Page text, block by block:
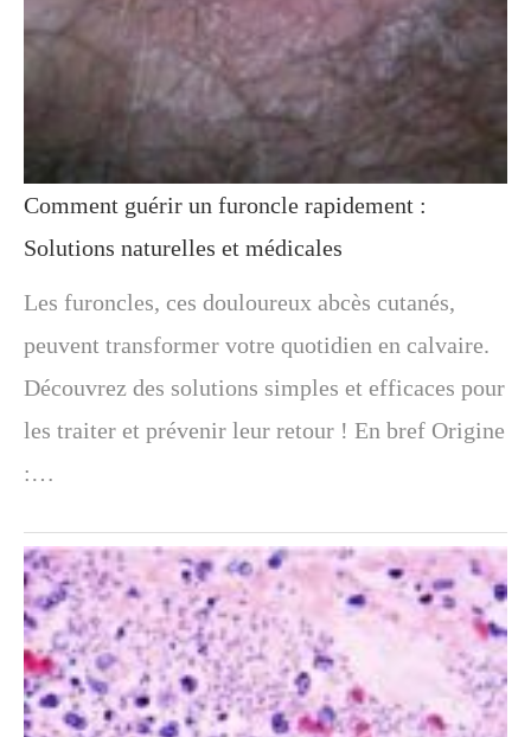
Comment guérir un furoncle rapidement :
Solutions naturelles et médicales
Les furoncles, ces douloureux abcès cutanés,
peuvent transformer votre quotidien en calvaire.
Découvrez des solutions simples et efficaces pour
les traiter et prévenir leur retour ! En bref Origine
:…